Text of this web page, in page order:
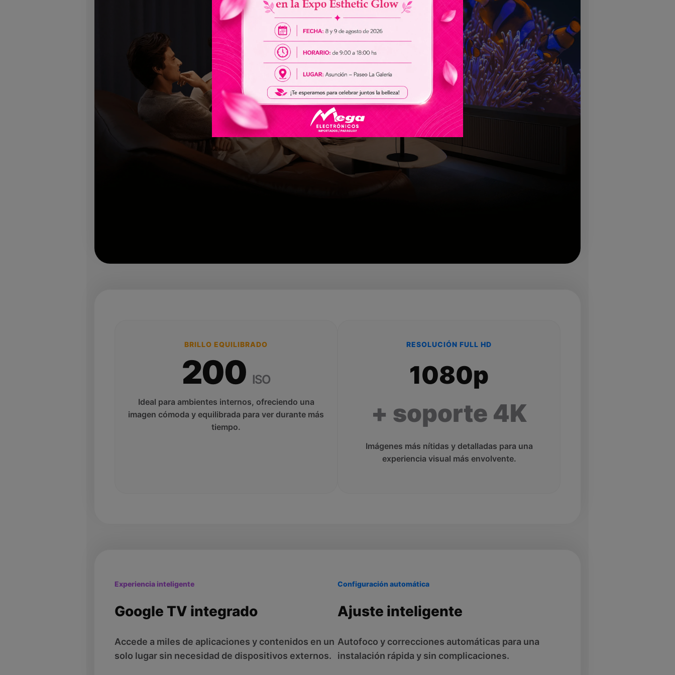
BRILLO EQUILIBRADO
200 ISO
Ideal para ambientes internos, ofreciendo una
imagen cómoda y equilibrada para ver durante más
tiempo.
RESOLUCIÓN FULL HD
1080p
+ soporte 4K
Imágenes más nítidas y detalladas para una
experiencia visual más envolvente.
Experiencia inteligente
Google TV integrado
Accede a miles de aplicaciones y contenidos en un
solo lugar sin necesidad de dispositivos externos.
Configuración automática
Ajuste inteligente
Autofoco y correcciones automáticas para una
instalación rápida y sin complicaciones.